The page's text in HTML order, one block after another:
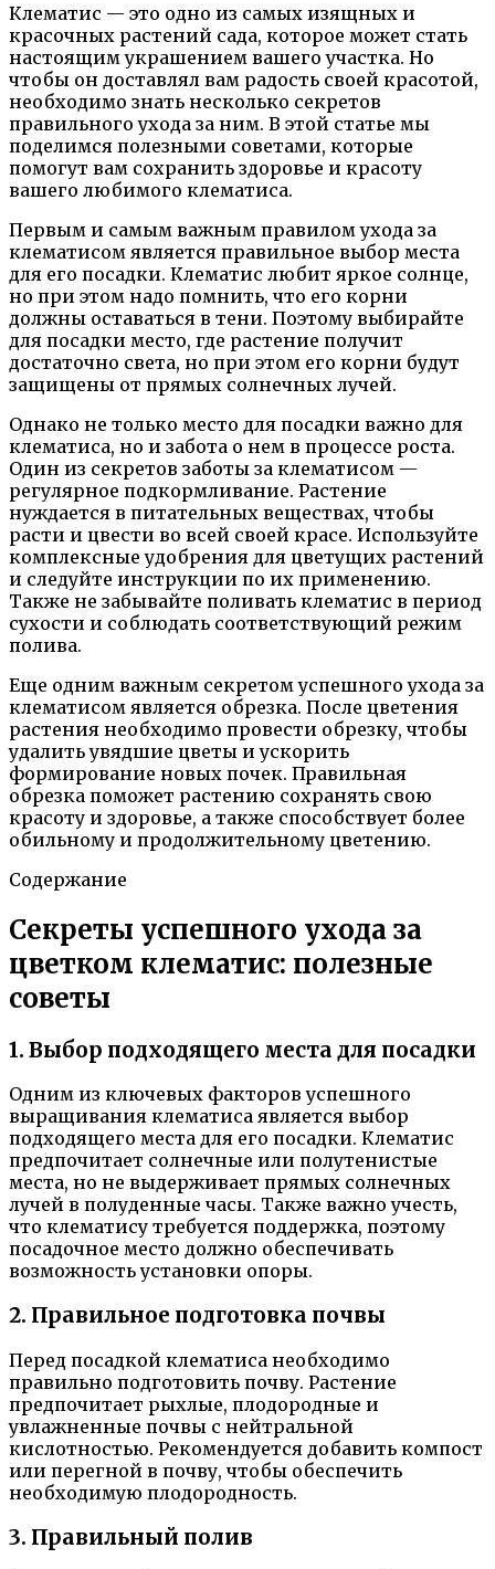
Клематис — это одно из самых изящных и
красочных растений сада, которое может стать
настоящим украшением вашего участка. Но
чтобы он доставлял вам радость своей красотой,
необходимо знать несколько секретов
правильного ухода за ним. В этой статье мы
поделимся полезными советами, которые
помогут вам сохранить здоровье и красоту
вашего любимого клематиса.
Первым и самым важным правилом ухода за
клематисом является правильное выбор места
для его посадки. Клематис любит яркое солнце,
но при этом надо помнить, что его корни
должны оставаться в тени. Поэтому выбирайте
для посадки место, где растение получит
достаточно света, но при этом его корни будут
защищены от прямых солнечных лучей.
Однако не только место для посадки важно для
клематиса, но и забота о нем в процессе роста.
Один из секретов заботы за клематисом —
регулярное подкормливание. Растение
нуждается в питательных веществах, чтобы
расти и цвести во всей своей красе. Используйте
комплексные удобрения для цветущих растений
и следуйте инструкции по их применению.
Также не забывайте поливать клематис в период
сухости и соблюдать соответствующий режим
полива.
Еще одним важным секретом успешного ухода за
клематисом является обрезка. После цветения
растения необходимо провести обрезку, чтобы
удалить увядшие цветы и ускорить
формирование новых почек. Правильная
обрезка поможет растению сохранять свою
красоту и здоровье, а также способствует более
обильному и продолжительному цветению.
Содержание
Секреты успешного ухода за
цветком клематис: полезные
советы
1. Выбор подходящего места для посадки
Одним из ключевых факторов успешного
выращивания клематиса является выбор
подходящего места для его посадки. Клематис
предпочитает солнечные или полутенистые
места, но не выдерживает прямых солнечных
лучей в полуденные часы. Также важно учесть,
что клематису требуется поддержка, поэтому
посадочное место должно обеспечивать
возможность установки опоры.
2. Правильное подготовка почвы
Перед посадкой клематиса необходимо
правильно подготовить почву. Растение
предпочитает рыхлые, плодородные и
увлажненные почвы с нейтральной
кислотностью. Рекомендуется добавить компост
или перегной в почву, чтобы обеспечить
необходимую плодородность.
3. Правильный полив